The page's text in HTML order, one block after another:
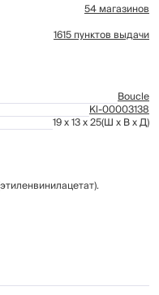
54 магазинов
1615 пунктов выдачи
Boucle
Kl-00003138
19 x 13 x 25(Ш x В x Д)